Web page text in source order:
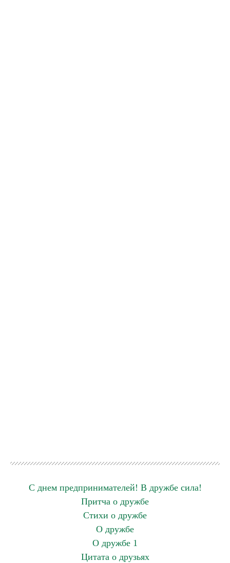
С днем предпринимателей! В дружбе сила!
Притча о дружбе
Стихи о дружбе
О дружбе
О дружбе 1
Цитата о друзьях